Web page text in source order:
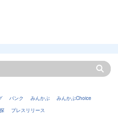
バンク みんかぶ
みんかぶChoice
プレスリリース